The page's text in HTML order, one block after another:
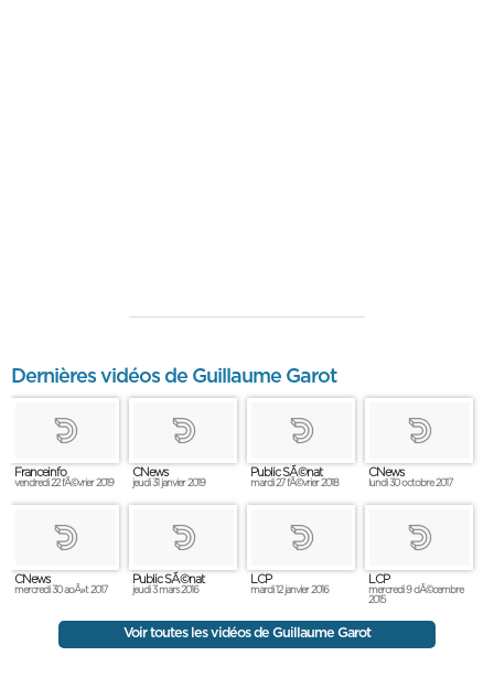
Dernières vidéos de Guillaume Garot
Franceinfo
vendredi 22 fÃ©vrier 2019
CNews
jeudi 31 janvier 2019
Public SÃ©nat
mardi 27 fÃ©vrier 2018
CNews
lundi 30 octobre 2017
CNews
mercredi 30 aoÃ»t 2017
Public SÃ©nat
jeudi 3 mars 2016
LCP
mardi 12 janvier 2016
LCP
mercredi 9 dÃ©cembre
2015
Voir toutes les vidéos de Guillaume Garot